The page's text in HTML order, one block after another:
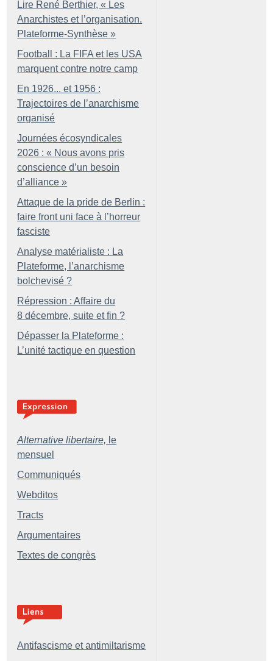
Lire René Berthier, « Les
Anarchistes et l’organisation.
Plateforme-Synthèse »
Football : La FIFA et les USA
marquent contre notre camp
En 1926... et 1956 :
Trajectoires de l’anarchisme
organisé
Journées écosyndicales
2026 : « Nous avons pris
conscience d’un besoin
d’alliance »
Attaque de la pride de Berlin :
faire front uni face à l’horreur
fasciste
Analyse matérialiste : La
Plateforme, l’anarchisme
bolchevisé ?
Répression : Affaire du
8 décembre, suite et fin ?
Dépasser la Plateforme :
L’unité tactique en question
Alternative libertaire, le
mensuel
Communiqués
Webditos
Tracts
Argumentaires
Textes de congrès
Antifascisme et antimiltarisme